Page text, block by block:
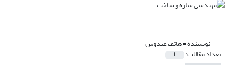
نویسنده =هاتف عبدوس
تعداد مقالات: 1